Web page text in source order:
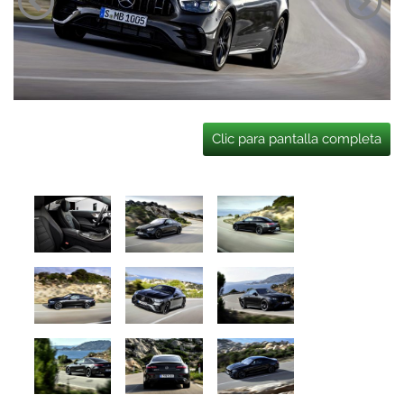
Clic para pantalla completa